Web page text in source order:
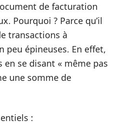
de facturation
Pourquoi ? Parce qu’il
transactions à
peu épineuses. En effet,
se disant « même pas
une somme de
: